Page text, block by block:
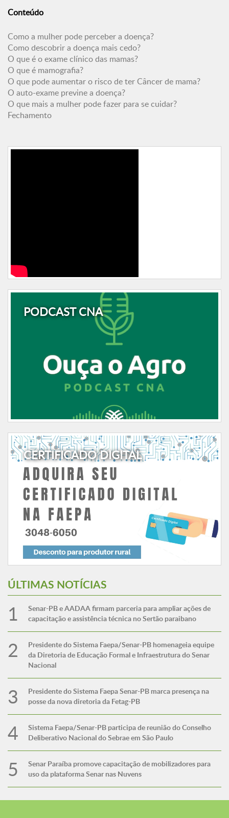
Conteúdo
Como a mulher pode perceber a doença?
Como descobrir a doença mais cedo?
O que é o exame clínico das mamas?
O que é mamografia?
O que pode aumentar o risco de ter Câncer de mama?
O auto-exame previne a doença?
O que mais a mulher pode fazer para se cuidar?
Fechamento
PODCAST CNA
CERTIFICADO DIGITAL
ÚLTIMAS NOTÍCIAS
Senar-PB e AADAA firmam parceria para ampliar ações de
capacitação e assistência técnica no Sertão paraibano
Presidente do Sistema Faepa/Senar-PB homenageia equipe
da Diretoria de Educação Formal e Infraestrutura do Senar
Nacional
Presidente do Sistema Faepa Senar-PB marca presença na
posse da nova diretoria da Fetag-PB
Sistema Faepa/Senar-PB participa de reunião do Conselho
Deliberativo Nacional do Sebrae em São Paulo
Senar Paraíba promove capacitação de mobilizadores para
uso da plataforma Senar nas Nuvens